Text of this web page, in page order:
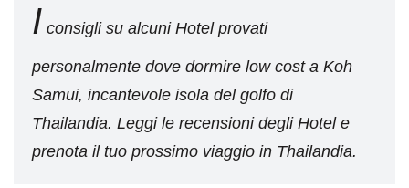
I consigli su alcuni Hotel provati
personalmente dove dormire low cost a Koh
Samui, incantevole isola del golfo di
Thailandia. Leggi le recensioni degli Hotel e
prenota il tuo prossimo viaggio in Thailandia.